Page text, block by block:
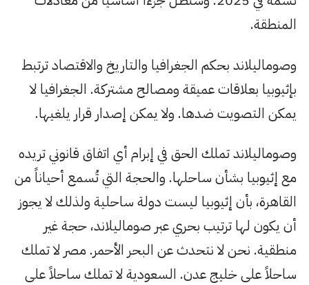
المنطقة.
وصوماليلاند بحكم الجغرافيا والتاريخ والاقتصاد ترتبط
بإثيوبيا بعلاقات عميقة ومصالح مشتركة. الجغرافيا لا
يمكن التصويت ضدها. ولا يمكن إصدار قرار يلغيها.
وصوماليلاند تملك الحق في إبرام أي اتفاق قانوني تريده
مع إثيوبيا بشأن ساحلها. والحجة التي تُسمع أحياناً من
القاهرة، بأن إثيوبيا ليست دولة ساحلية ولذلك لا يجوز
أن يكون لها ترتيب بحري عبر صوماليلاند، حجة غير
منطقية. نحن لا نتحدث عن البحر الأحمر. مصر لا تملك
ساحلاً على خليج عدن. السعودية لا تملك ساحلاً على